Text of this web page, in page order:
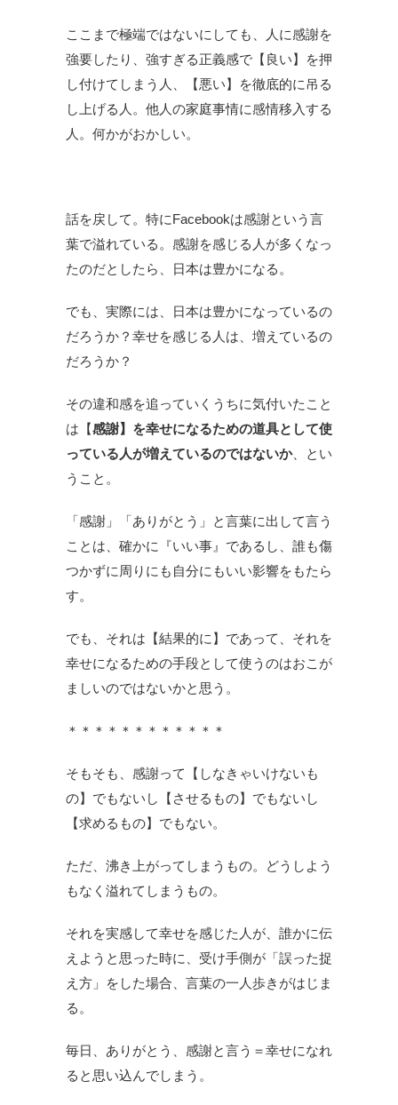
ここまで極端ではないにしても、人に感謝を
強要したり、強すぎる正義感で【良い】を押
し付けてしまう人、【悪い】を徹底的に吊る
し上げる人。他人の家庭事情に感情移入する
人。 何かがおかしい。
話を戻して。特にFacebookは感謝という言
葉で溢れている。感謝を感じる人が多くなっ
たのだとしたら、日本は豊かになる。
でも、実際には、日本は豊かになっているの
だろうか？幸せを感じる人は、増えているの
だろうか？
その違和感を追っていくうちに気付いたこと
は【感謝】を幸せになるための道具として使
っている人が増えているのではないか、とい
うこと。
「感謝」「ありがとう」と言葉に出して言う
ことは、確かに『いい事』であるし、誰も傷
つかずに周りにも自分にもいい影響をもたら
す。
でも、それは【結果的に】であって、それを
幸せになるための手段として使うのはおこが
ましいのではないかと思う。
＊＊＊＊＊＊＊＊＊＊＊＊
そもそも、感謝って【しなきゃいけないも
の】でもないし【させるもの】でもないし
【求めるもの】でもない。
ただ、沸き上がってしまうもの。どうしよう
もなく溢れてしまうもの。
それを実感して幸せを感じた人が、誰かに伝
えようと思った時に、受け手側が「誤った捉
え方」をした場合、言葉の一人歩きがはじま
る。
毎日、ありがとう、感謝と言う＝幸せになれ
ると思い込んでしまう。